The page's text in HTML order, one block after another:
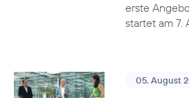
erste
startet am 7.
05. August